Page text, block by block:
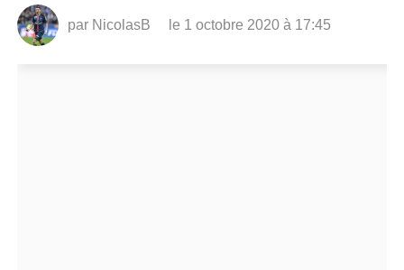
par NicolasB le 1 octobre 2020 à 17:45